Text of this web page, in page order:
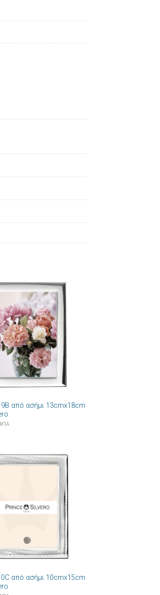
Πρόσθήκη
στην λίστα
επιθυμιών
από ασήμι 13cmx18cm
Πρόσθήκη
στην λίστα
επιθυμιών
από ασήμι 10cmx15cm